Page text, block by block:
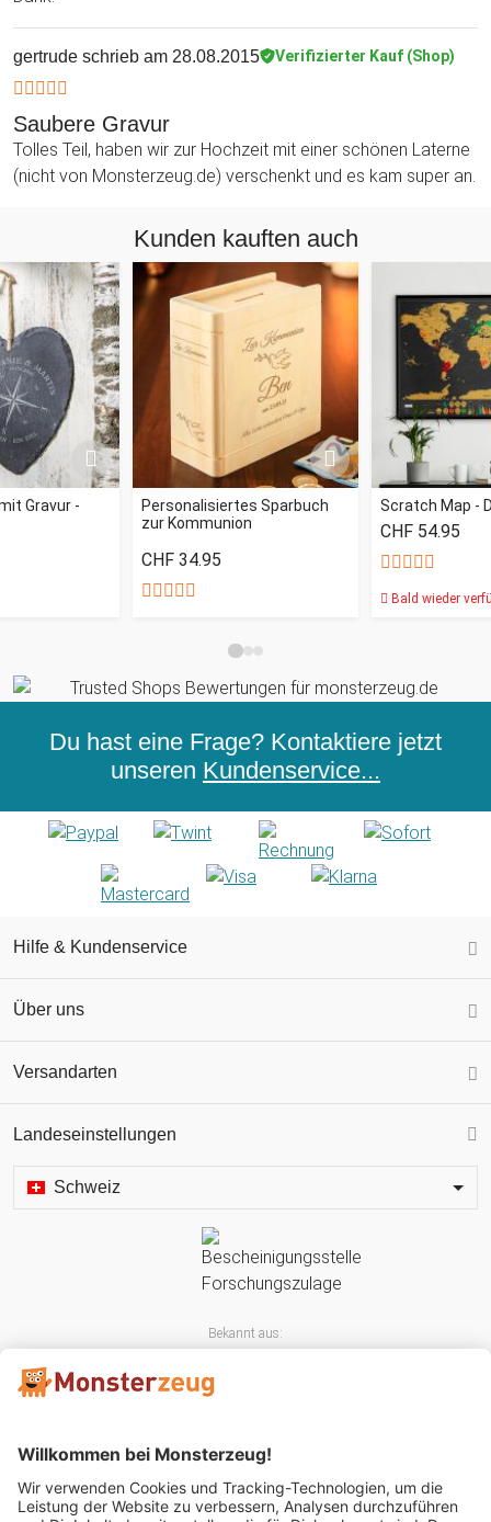
gertrude schrieb am 28.08.2015 Verifizierter Kauf (Shop)
Saubere Gravur
Tolles Teil, haben wir zur Hochzeit mit einer schönen Laterne
(nicht von Monsterzeug.de) verschenkt und es kam super an.
Kunden kauften auch
Gravur -
Personalisiertes Sparbuch
zur Kommunion
CHF 34.95
Scratch Map -
CHF 54.95
Bald wieder
Du hast eine Frage? Kontaktiere jetzt
unseren Kundenservice...
Hilfe & Kundenservice
Über uns
Versandarten
Landeseinstellungen
Schweiz
Bekannt aus: